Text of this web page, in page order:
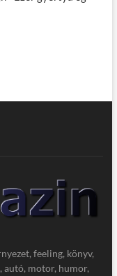
feeling, könyv,
autó, motor, humor,